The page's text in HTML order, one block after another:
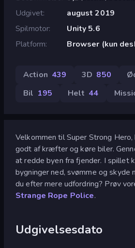
Udgivet
august 2019
Spilmotor
Unity 5.6
Platform
Browser (kun
Action 439 3D 850
Bil 195 Helt 44
Velkommen til Super Strong Hero,
godt af kræfter og køre biler.
at redde byen fra fjender. I spillet
bygninger ned, svømme og skyde
du efter mere udfordring? Prøv
Strange Rope Police.
Udgivelsesdato